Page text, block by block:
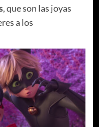
, que son las joyas
a los